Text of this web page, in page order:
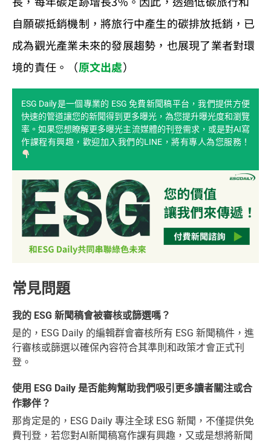
自願碳抵銷機制，將旅行中產生的碳排放抵銷，已
成為觀光產業未來的發展趨勢，也展現了業者對環
境的責任。（原文出處）
ESG Daily是一個專業的 ESG 免費新聞稿平台，我們提供方便
快速的管道讓您的新聞得到更多曝光，為您提升曝光度和瀏覽
率。如果您想瞭解更多曝光主流媒體的刊登需求，或是對AI寫
作課程有興趣，歡迎加入我們的LINE，將有專人為您服務！
常見問題
我的 ESG 新聞稿會被審核或篩選嗎？
是的，ESG Daily 的編輯群會審核所有 ESG 新聞稿件，進
行審核或篩選以確保內容符合其準則和政策才會正式刊
登。
使用 ESG Daily 是否能夠幫助我們吸引更多讀者關注或合
作夥伴？
那肯定是的，ESG Daily 專注全球 ESG 新聞，不僅提供免
費刊登，若您對AI新聞稿寫作課有興趣，又或是想將新聞